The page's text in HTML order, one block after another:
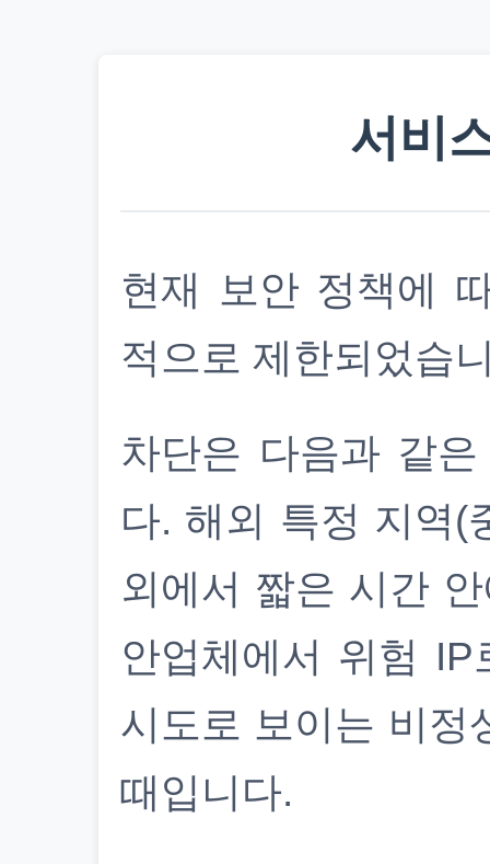
서비
현재 보안 정책에
적으로 제한되었습
차단은 다음과 같
다. 해외 특정 지역(
외에서 짧은 시간
안업체에서 위험
시도로 보이는 비정
때입니다.